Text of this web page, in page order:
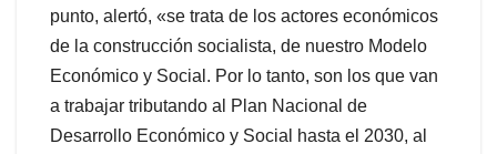
punto, alertó, «se trata de los actores económicos
de la construcción socialista, de nuestro Modelo
Económico y Social. Por lo tanto, son los que van
a trabajar tributando al Plan Nacional de
Desarrollo Económico y Social hasta el 2030, al